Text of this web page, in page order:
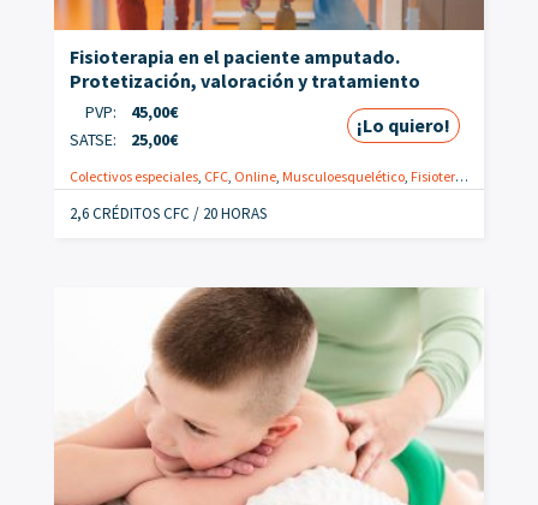
Fisioterapia en el paciente amputado.
Protetización, valoración y tratamiento
PVP: 45,00€
SATSE:
25,00€
¡Lo quiero!
Colectivos especiales, CFC, Online, Musculoesquelético, Fisioterapeutas
2,6 CRÉDITOS CFC / 20 HORAS